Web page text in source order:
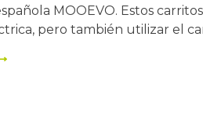
MOOEVO. Estos
pero también utilizar el